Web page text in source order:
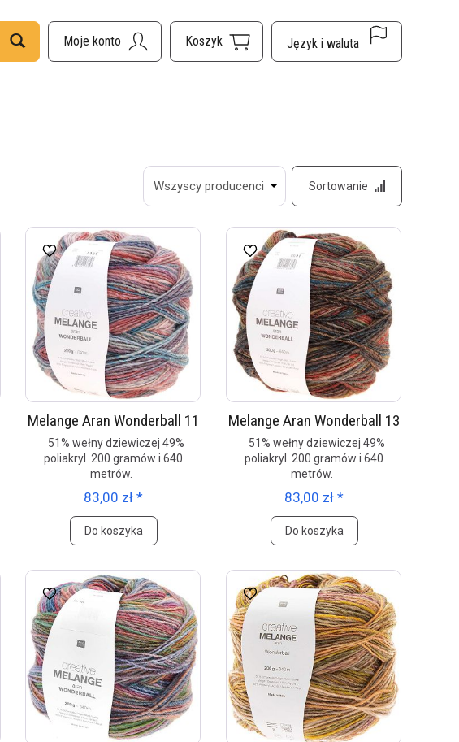
Sortowanie
Melange Aran Wonderball 11
51% wełny dziewiczej 49%
poliakryl 200 gramów i 640
metrów.
83,00 zł *
Do koszyka
Melange Aran Wonderball 13
51% wełny dziewiczej 49%
poliakryl 200 gramów i 640
metrów.
83,00 zł *
Do koszyka